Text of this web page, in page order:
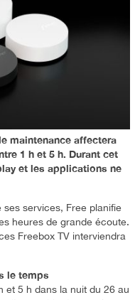
maintenance affectera
1 h et 5 h. Durant cet
et les applications ne
ses services, Free planifie
heures de grande écoute.
Freebox TV interviendra
le temps
et 5 h dans la nuit du 26 au